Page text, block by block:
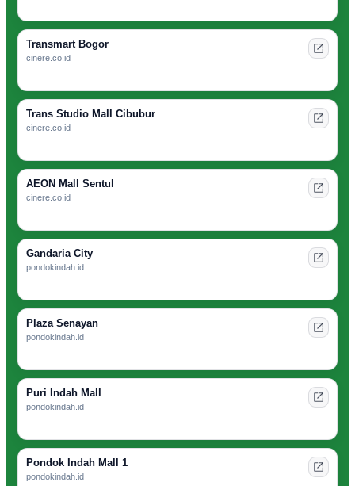
Transmart Bogor
cinere.co.id
Trans Studio Mall Cibubur
cinere.co.id
AEON Mall Sentul
cinere.co.id
Gandaria City
pondokindah.id
Plaza Senayan
pondokindah.id
Puri Indah Mall
pondokindah.id
Pondok Indah Mall 1
pondokindah.id